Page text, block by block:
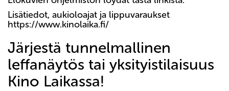
Lisätiedot, aukioloajat ja lippuvaraukset
https://www.kinolaika.fi/
Järjestä tunnelmallinen
leffanäytös tai yksityistilaisuus
Kino Laikassa!